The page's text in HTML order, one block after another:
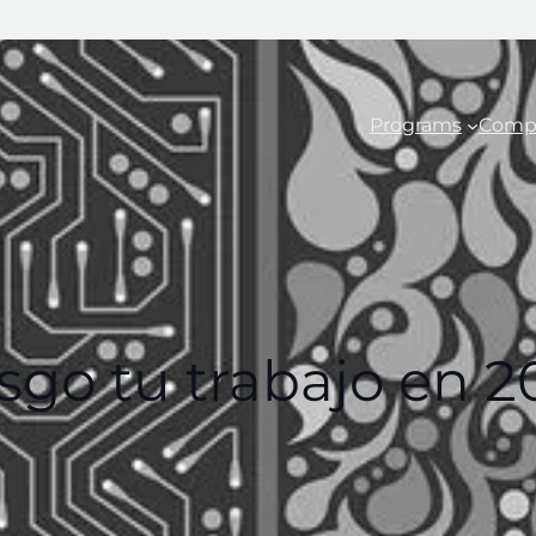
Programs
tu trabajo en